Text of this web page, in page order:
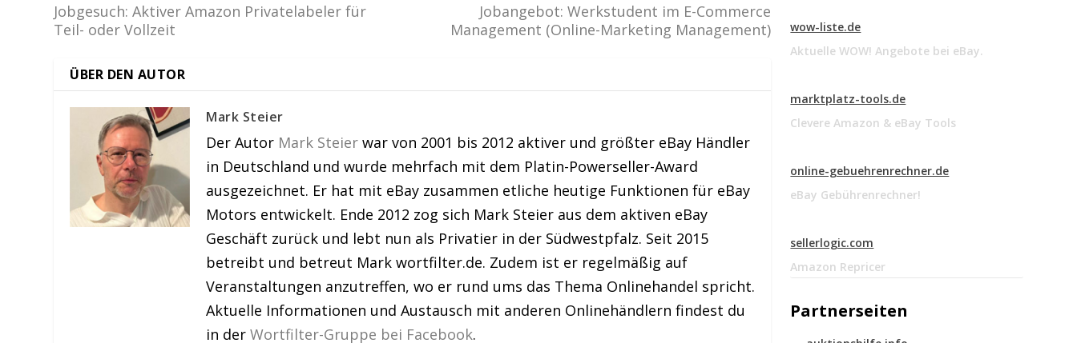
Jobgesuch: Aktiver Amazon Privatelabeler für
Teil- oder Vollzeit
Jobangebot: Werkstudent im E-Commerce
Management (Online-Marketing Management)
ÜBER DEN AUTOR
Mark Steier
Der Autor Mark Steier war von 2001 bis 2012 aktiver und größter eBay Händler
in Deutschland und wurde mehrfach mit dem Platin-Powerseller-Award
ausgezeichnet. Er hat mit eBay zusammen etliche heutige Funktionen für eBay
Motors entwickelt. Ende 2012 zog sich Mark Steier aus dem aktiven eBay
Geschäft zurück und lebt nun als Privatier in der Südwestpfalz. Seit 2015
betreibt und betreut Mark wortfilter.de. Zudem ist er regelmäßig auf
Veranstaltungen anzutreffen, wo er rund ums das Thema Onlinehandel spricht.
Aktuelle Informationen und Austausch mit anderen Onlinehändlern findest du
in derWortfilter-Gruppe bei Facebook.
wow-liste.de
Aktuelle WOW! Angebote bei eBay.
marktplatz-tools.de
Clevere Amazon & eBay Tools
online-gebuehrenrechner.de
eBay Gebührenrechner!
sellerlogic.com
Amazon Repricer
Partnerseiten